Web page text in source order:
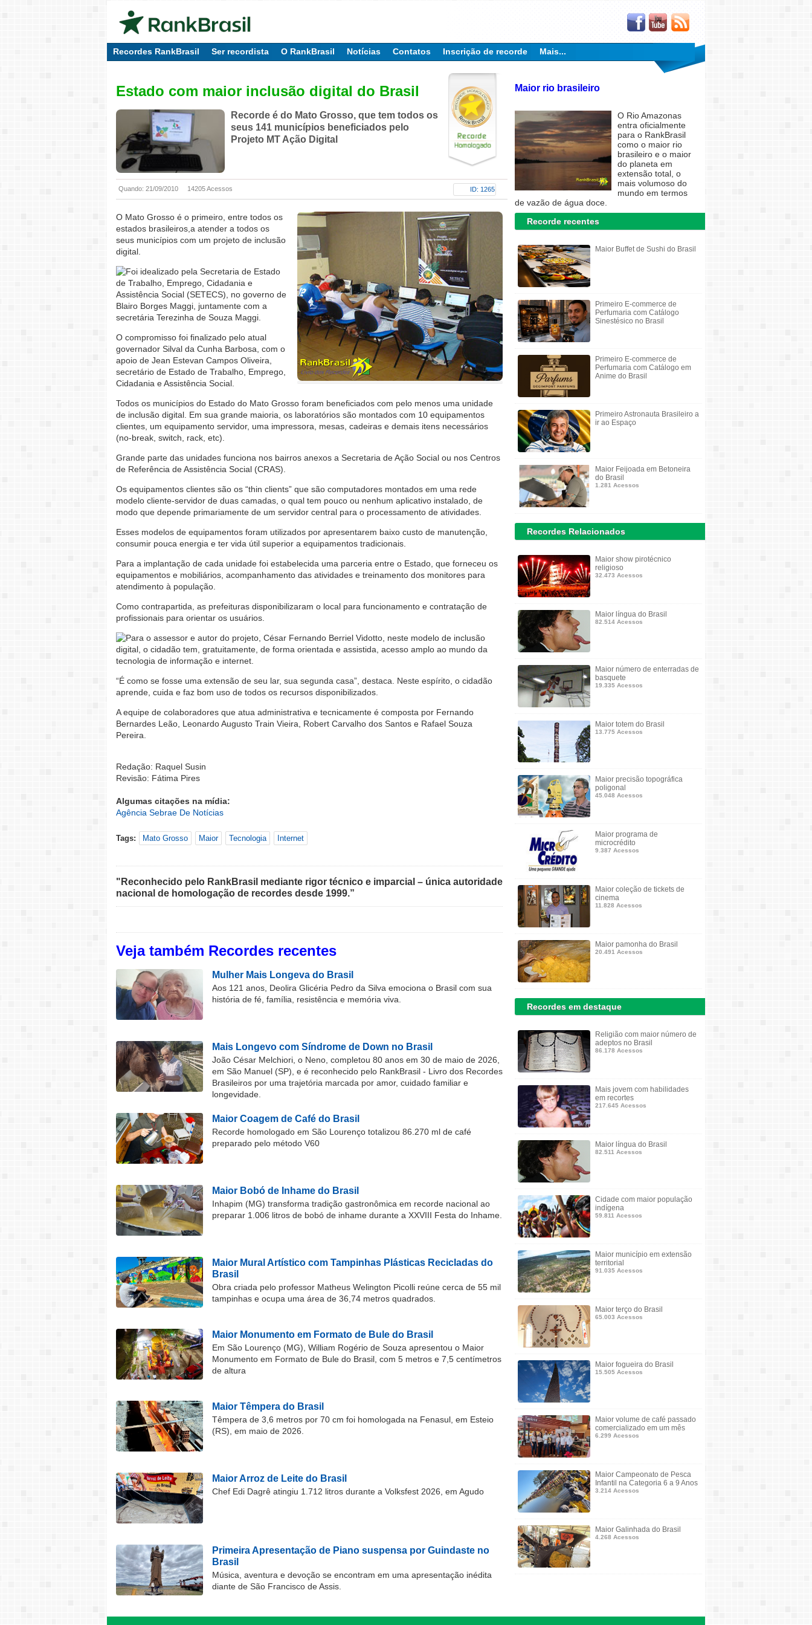
Recordes RankBrasil Ser recordista O RankBrasil Notícias Contatos Inscrição de recorde Mais...
Estado com maior inclusão digital do Brasil
Recorde é do Mato Grosso, que tem todos os
seus 141 municípios beneficiados pelo
Projeto MT Ação Digital
Quando: 21/09/2010 14205 Acessos ID: 1265
O Mato Grosso é o primeiro, entre todos os
estados brasileiros,a atender a todos os
seus municípios com um projeto de inclusão
digital.
Foi idealizado pela Secretaria de Estado
de Trabalho, Emprego, Cidadania e
Assistência Social (SETECS), no governo de
Blairo Borges Maggi, juntamente com a
secretária Terezinha de Souza Maggi.
O compromisso foi finalizado pelo atual
governador Silval da Cunha Barbosa, com o
apoio de Jean Estevan Campos Oliveira,
secretário de Estado de Trabalho, Emprego,
Cidadania e Assistência Social.
Todos os municípios do Estado do Mato Grosso foram beneficiados com pelo menos uma unidade
de inclusão digital. Em sua grande maioria, os laboratórios são montados com 10 equipamentos
clientes, um equipamento servidor, uma impressora, mesas, cadeiras e demais itens necessários
(no-break, switch, rack, etc).
Grande parte das unidades funciona nos bairros anexos a Secretaria de Ação Social ou nos Centros
de Referência de Assistência Social (CRAS).
Os equipamentos clientes são os “thin clients” que são computadores montados em uma rede
modelo cliente-servidor de duas camadas, o qual tem pouco ou nenhum aplicativo instalado, de
modo que depende primariamente de um servidor central para o processamento de atividades.
Esses modelos de equipamentos foram utilizados por apresentarem baixo custo de manutenção,
consumir pouca energia e ter vida útil superior a equipamentos tradicionais.
Para a implantação de cada unidade foi estabelecida uma parceria entre o Estado, que forneceu os
equipamentos e mobiliários, acompanhamento das atividades e treinamento dos monitores para
atendimento à população.
Como contrapartida, as prefeituras disponibilizaram o local para funcionamento e contratação de
profissionais para orientar os usuários.
Para o assessor e autor do projeto, César Fernando Berriel Vidotto, neste modelo de inclusão
digital, o cidadão tem, gratuitamente, de forma orientada e assistida, acesso amplo ao mundo da
tecnologia de informação e internet.
“É como se fosse uma extensão de seu lar, sua segunda casa”, destaca. Neste espírito, o cidadão
aprende, cuida e faz bom uso de todos os recursos disponibilizados.
A equipe de colaboradores que atua administrativa e tecnicamente é composta por Fernando
Bernardes Leão, Leonardo Augusto Train Vieira, Robert Carvalho dos Santos e Rafael Souza
Pereira.
Redação: Raquel Susin
Revisão: Fátima Pires
Algumas citações na mídia:
Agência Sebrae De Notícias
Tags: Mato Grosso Maior Tecnologia Internet
"Reconhecido pelo RankBrasil mediante rigor técnico e imparcial – única autoridade
nacional de homologação de recordes desde 1999.”
Veja também Recordes recentes
Mulher Mais Longeva do Brasil
Aos 121 anos, Deolira Glicéria Pedro da Silva emociona o Brasil com sua
história de fé, família, resistência e memória viva.
Mais Longevo com Síndrome de Down no Brasil
João César Melchiori, o Neno, completou 80 anos em 30 de maio de 2026,
em São Manuel (SP), e é reconhecido pelo RankBrasil - Livro dos Recordes
Brasileiros por uma trajetória marcada por amor, cuidado familiar e
longevidade.
Maior Coagem de Café do Brasil
Recorde homologado em São Lourenço totalizou 86.270 ml de café
preparado pelo método V60
Maior Bobó de Inhame do Brasil
Inhapim (MG) transforma tradição gastronômica em recorde nacional ao
preparar 1.006 litros de bobó de inhame durante a XXVIII Festa do Inhame.
Maior Mural Artístico com Tampinhas Plásticas Recicladas do
Brasil
Obra criada pelo professor Matheus Welington Picolli reúne cerca de 55 mil
tampinhas e ocupa uma área de 36,74 metros quadrados.
Maior Monumento em Formato de Bule do Brasil
Em São Lourenço (MG), William Rogério de Souza apresentou o Maior
Monumento em Formato de Bule do Brasil, com 5 metros e 7,5 centímetros
de altura
Maior Têmpera do Brasil
Têmpera de 3,6 metros por 70 cm foi homologada na Fenasul, em Esteio
(RS), em maio de 2026.
Maior Arroz de Leite do Brasil
Chef Edi Dagrê atingiu 1.712 litros durante a Volksfest 2026, em Agudo
Primeira Apresentação de Piano suspensa por Guindaste no
Brasil
Música, aventura e devoção se encontram em uma apresentação inédita
diante de São Francisco de Assis.
Maior rio brasileiro
O Rio Amazonas
entra oficialmente
para o RankBrasil
como o maior rio
brasileiro e o maior
do planeta em
extensão total, o
mais volumoso do
mundo em termos
de vazão de água doce.
Recorde recentes
Maior Buffet de Sushi do Brasil
Primeiro E-commerce de
Perfumaria com Catálogo
Sinestésico no Brasil
Primeiro E-commerce de
Perfumaria com Catálogo em
Anime do Brasil
Primeiro Astronauta Brasileiro a
ir ao Espaço
Maior Feijoada em Betoneira
do Brasil
1.281 Acessos
Recordes Relacionados
Maior show pirotécnico
religioso
32.473 Acessos
Maior língua do Brasil
82.514 Acessos
Maior número de enterradas de
basquete
19.335 Acessos
Maior totem do Brasil
13.775 Acessos
Maior precisão topográfica
poligonal
45.048 Acessos
Maior programa de
microcrédito
9.387 Acessos
Maior coleção de tickets de
cinema
11.828 Acessos
Maior pamonha do Brasil
20.491 Acessos
Recordes em destaque
Religião com maior número de
adeptos no Brasil
86.178 Acessos
Mais jovem com habilidades
em recortes
217.645 Acessos
Maior língua do Brasil
82.511 Acessos
Cidade com maior população
indígena
59.811 Acessos
Maior município em extensão
territorial
91.035 Acessos
Maior terço do Brasil
65.003 Acessos
Maior fogueira do Brasil
15.505 Acessos
Maior volume de café passado
comercializado em um mês
6.299 Acessos
Maior Campeonato de Pesca
Infantil na Categoria 6 a 9 Anos
3.214 Acessos
Maior Galinhada do Brasil
4.268 Acessos